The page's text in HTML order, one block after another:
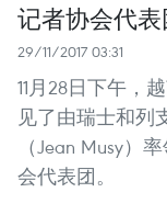
记者协会代表
29/11/2017 03:31
11月28日下午，
见了由瑞士和列
（Jean Musy）
会代表团。